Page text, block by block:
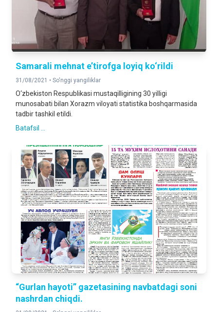
Samarali mehnat e’tirofga loyiq ko‘rildi
31/08/2021 • So'nggi yangiliklar
O‘zbekiston Respublikasi mustaqilligining 30 yilligi
munosabati bilan Xorazm viloyati statistika boshqarmasida
tadbir tashkil etildi.
Batafsil ...
“Gurlan hayoti” gazetasining navbatdagi soni
nashrdan chiqdi.